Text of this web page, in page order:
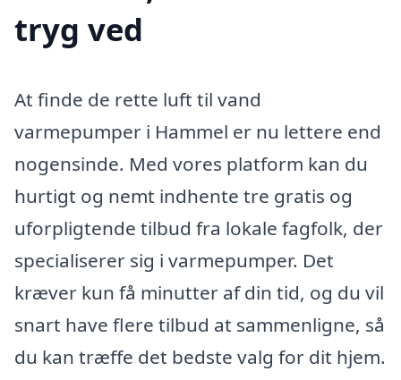
tryg ved
At finde de rette luft til vand
varmepumper i Hammel er nu lettere end
nogensinde. Med vores platform kan du
hurtigt og nemt indhente tre gratis og
uforpligtende tilbud fra lokale fagfolk, der
specialiserer sig i varmepumper. Det
kræver kun få minutter af din tid, og du vil
snart have flere tilbud at sammenligne, så
du kan træffe det bedste valg for dit hjem.